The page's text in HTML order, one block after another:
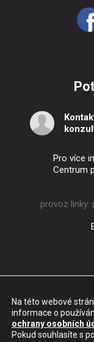
Pro více
Centrum
provoz linky:
Na této webové
informace o
ochrany osobních
Pokud souhlasíte s